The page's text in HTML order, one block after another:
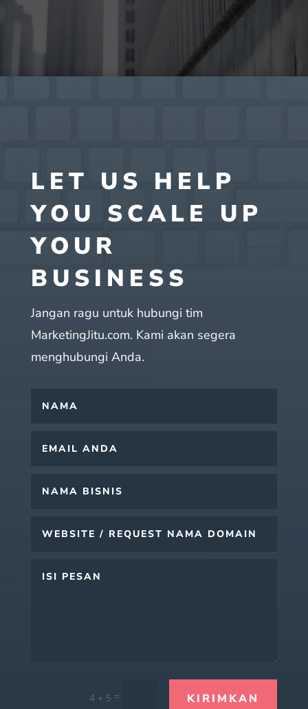
LET US HELP
YOU SCALE UP
YOUR
BUSINESS
Jangan ragu untuk hubungi tim
MarketingJitu.com. Kami akan segera
menghubungi Anda.
4 + 5 = KIRIMKAN